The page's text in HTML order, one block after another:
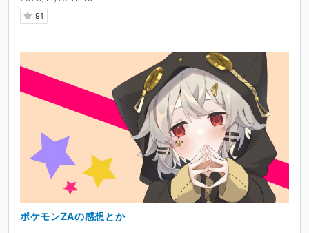
91
ポケモンZAの感想とか